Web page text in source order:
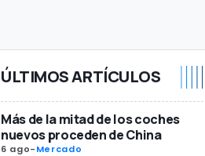
ÚLTIMOS ARTÍCULOS
Más de la mitad de los coches
nuevos proceden de China
6 ago-Mercado